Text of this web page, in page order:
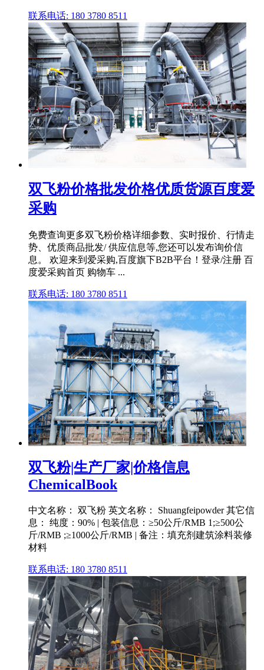
联系电话: 180 3780 8511
双飞粉价格批发价格优质货源百度爱
采购
免费查询更多双飞粉价格详细参数、实时报价、行情走
势、优质商品批发/ 供应信息等,您还可以发布询价信
息。 欢迎来到爱采购,百度旗下B2B平台！登录/注册 百
度爱采购首页 购物车 ...
联系电话: 180 3780 8511
双飞粉|生产厂家|价格信息
ChemicalBook
中文名称： 双飞粉 英文名称： Shuangfeipowder 其它信
息： 纯度：90% | 包装信息：≥50公斤/RMB 1;≥500公
斤/RMB ;≥1000公斤/RMB | 备注：填充剂建筑涂料装修
材料
联系电话: 180 3780 8511